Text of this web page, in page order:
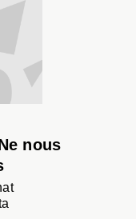
nous